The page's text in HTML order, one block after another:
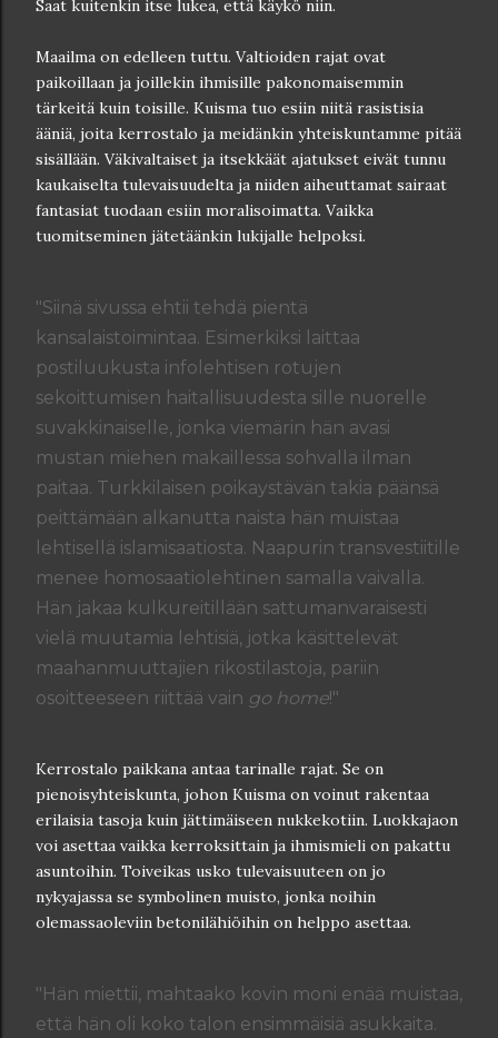
Saat kuitenkin itse lukea, että käykö niin.
Maailma on edelleen tuttu. Valtioiden rajat ovat
paikoillaan ja joillekin ihmisille pakonomaisemmin
tärkeitä kuin toisille. Kuisma tuo esiin niitä rasistisia
ääniä, joita kerrostalo ja meidänkin yhteiskuntamme pitää
sisällään. Väkivaltaiset ja itsekkäät ajatukset eivät tunnu
kaukaiselta tulevaisuudelta ja niiden aiheuttamat sairaat
fantasiat tuodaan esiin moralisoimatta. Vaikka
tuomitseminen jätetäänkin lukijalle helpoksi.
"Siinä sivussa ehtii tehdä pientä
kansalaistoimintaa. Esimerkiksi laittaa
postiluukusta infolehtisen rotujen
sekoittumisen haitallisuudesta sille nuorelle
suvakkinaiselle, jonka viemärin hän avasi
mustan miehen makaillessa sohvalla ilman
paitaa. Turkkilaisen poikaystävän takia päänsä
peittämään alkanutta naista hän muistaa
lehtisellä islamisaatiosta. Naapurin transvestiitille
menee homosaatiolehtinen samalla vaivalla.
Hän jakaa kulkureitillään sattumanvaraisesti
vielä muutamia lehtisiä, jotka käsittelevät
maahanmuuttajien rikostilastoja, pariin
osoitteeseen riittää vain go home!"
Kerrostalo paikkana antaa tarinalle rajat. Se on
pienoisyhteiskunta, johon Kuisma on voinut rakentaa
erilaisia tasoja kuin jättimäiseen nukkekotiin. Luokkajaon
voi asettaa vaikka kerroksittain ja ihmismieli on pakattu
asuntoihin. Toiveikas usko tulevaisuuteen on jo
nykyajassa se symbolinen muisto, jonka noihin
olemassaoleviin betonilähiöihin on helppo asettaa.
"Hän miettii, mahtaako kovin moni enää muistaa,
että hän oli koko talon ensimmäisiä asukkaita.